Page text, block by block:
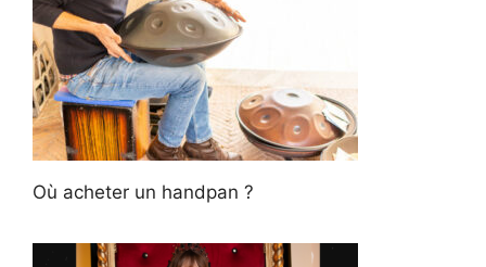
Où acheter un handpan ?